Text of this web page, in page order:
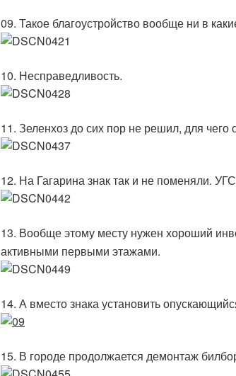
09. Такое благоустройство вообще ни в
10. Несправедливость.
11. Зеленхоз до сих пор не решил, для
12. На Гагарина знак так и не поменяли.
13. Вообще этому месту нужен хороший
активными первыми этажами.
14. А вместо знака установить
15. В городе продолжается демонтаж